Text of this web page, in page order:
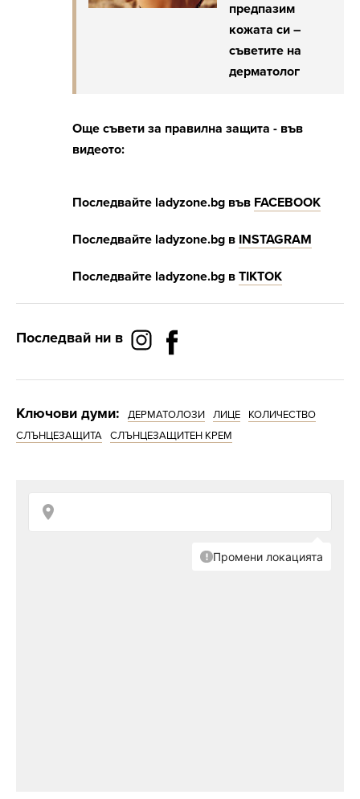
предпазим
кожата си –
съветите на
дерматолог
Още съвети за правилна защита - във
видеото:
Последвайте ladyzone.bg във FACEBOOK
Последвайте ladyzone.bg в INSTAGRAM
Последвайте ladyzone.bg в ТIKTOK
Последвай ни в
Ключови думи: ДЕРМАТОЛОЗИ ЛИЦЕ
КОЛИЧЕСТВО
СЛЪНЦЕЗАЩИТА
СЛЪНЦЕЗАЩИТЕН КРЕМ